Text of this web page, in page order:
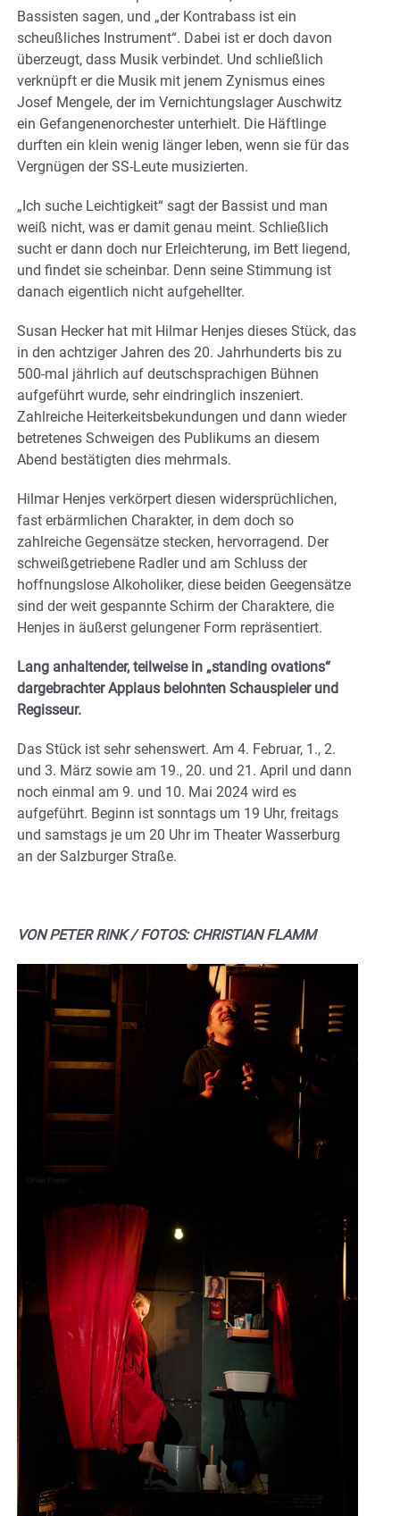
Bassisten sagen, und „der Kontrabass ist ein
scheußliches Instrument“. Dabei ist er doch davon
überzeugt, dass Musik verbindet. Und schließlich
verknüpft er die Musik mit jenem Zynismus eines
Josef Mengele, der im Vernichtungslager Auschwitz
ein Gefangenenorchester unterhielt. Die Häftlinge
durften ein klein wenig länger leben, wenn sie für das
Vergnügen der SS-Leute musizierten.
„Ich suche Leichtigkeit“ sagt der Bassist und man
weiß nicht, was er damit genau meint. Schließlich
sucht er dann doch nur Erleichterung, im Bett liegend,
und findet sie scheinbar. Denn seine Stimmung ist
danach eigentlich nicht aufgehellter.
Susan Hecker hat mit Hilmar Henjes dieses Stück, das
in den achtziger Jahren des 20. Jahrhunderts bis zu
500-mal jährlich auf deutschsprachigen Bühnen
aufgeführt wurde, sehr eindringlich inszeniert.
Zahlreiche Heiterkeitsbekundungen und dann wieder
betretenes Schweigen des Publikums an diesem
Abend bestätigten dies mehrmals.
Hilmar Henjes verkörpert diesen widersprüchlichen,
fast erbärmlichen Charakter, in dem doch so
zahlreiche Gegensätze stecken, hervorragend. Der
schweißgetriebene Radler und am Schluss der
hoffnungslose Alkoholiker, diese beiden Geegensätze
sind der weit gespannte Schirm der Charaktere, die
Henjes in äußerst gelungener Form repräsentiert.
Lang anhaltender, teilweise in „standing ovations“
dargebrachter Applaus belohnten Schauspieler und
Regisseur.
Das Stück ist sehr sehenswert. Am 4. Februar, 1., 2.
und 3. März sowie am 19., 20. und 21. April und dann
noch einmal am 9. und 10. Mai 2024 wird es
aufgeführt. Beginn ist sonntags um 19 Uhr, freitags
und samstags je um 20 Uhr im Theater Wasserburg
an der Salzburger Straße.
VON PETER RINK / FOTOS: CHRISTIAN FLAMM